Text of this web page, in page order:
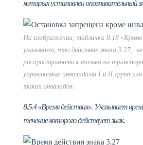
которых установлен опознавательный
На изображении, табличка 8.18 «Кроме
указывает, что действие знака 3.27, не
распространяется только на
управляемые инвалидами I и II групп
таких инвалидов.
8.5.4 «Время действия». Указывает
течение которого действует знак.